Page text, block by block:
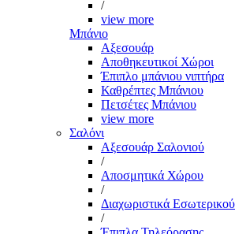
/
view more
Μπάνιο
Αξεσουάρ
Αποθηκευτικοί Χώροι
Έπιπλο μπάνιου νιπτήρα
Καθρέπτες Μπάνιου
Πετσέτες Μπάνιου
view more
Σαλόνι
Αξεσουάρ Σαλονιού
/
Αποσμητικά Χώρου
/
Διαχωριστικά
/